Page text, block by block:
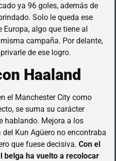
ya 96 goles, además de
Solo le queda ese
Europa, algo que tiene al
campaña. Por delante,
de ese logro.
Haaland
el Manchester City como
se suma su carácter
hablando. Mejora a los
Kun Agüero no encontraba
que fuese decisiva. Con el
belga ha vuelto a recolocar